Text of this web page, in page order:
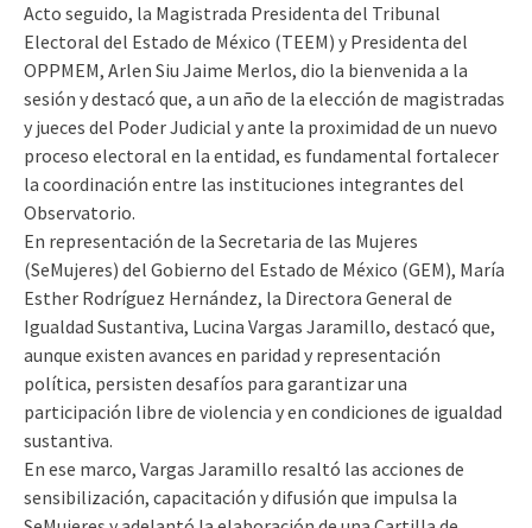
Acto seguido, la Magistrada Presidenta del Tribunal
Electoral del Estado de México (TEEM) y Presidenta del
OPPMEM, Arlen Siu Jaime Merlos, dio la bienvenida a la
sesión y destacó que, a un año de la elección de magistradas
y jueces del Poder Judicial y ante la proximidad de un nuevo
proceso electoral en la entidad, es fundamental fortalecer
la coordinación entre las instituciones integrantes del
Observatorio.
En representación de la Secretaria de las Mujeres
(SeMujeres) del Gobierno del Estado de México (GEM), María
Esther Rodríguez Hernández, la Directora General de
Igualdad Sustantiva, Lucina Vargas Jaramillo, destacó que,
aunque existen avances en paridad y representación
política, persisten desafíos para garantizar una
participación libre de violencia y en condiciones de igualdad
sustantiva.
En ese marco, Vargas Jaramillo resaltó las acciones de
sensibilización, capacitación y difusión que impulsa la